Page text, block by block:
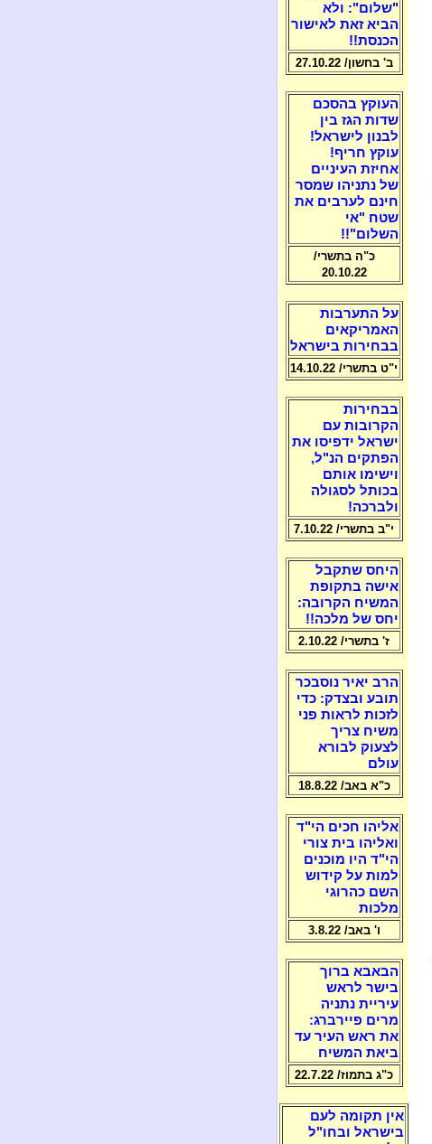
"שלום": ולא
הביא זאת לאישור
הכנסת!!
ב' בחשון/ 27.10.22
העוקץ בהסכם
שדות הגז בין
לבנון לישראל!
עוקץ חריף!
אחיזת העיניים
של נתניהו שמסר
חינם לערבים את
שטח "אי
השלום"!!
כ"ה בתשרי/
20.10.22
על התערבות
האמריקאים
בבחירות בישראל
י"ט בתשרי/ 14.10.22
בבחירות
הקרובות עם
ישראל ידפיסו את
הפתקים הנ"ל,
וישימו אותם
בכותל לסגולה
ולברכה!
י"ב בתשרי/ 7.10.22
היחס שתקבל
אישה בתקופת
המשיח הקרובה:
יחס של מלכה!!
ז' בתשרי/ 2.10.22
הרב יאיר נוסבכר
תובע ובצדק: כדי
לזכות לראות פני
משיח צריך
לצעוק לבורא
עולם
כ"א באב/ 18.8.22
אליהו חכים הי"ד
ואליהו בית צורי
הי"ד היו מוכנים
למות על קידוש
השם כהרוגי
מלכות
ו' באב/ 3.8.22
הבאבא ברוך
בישר לראש
עיריית נתניה
מרים פיירברג:
את ראש העיר עד
ביאת המשיח
כ"ג בתמוז/ 22.7.22
אין תקומה לעם
בישראל ובחו"ל